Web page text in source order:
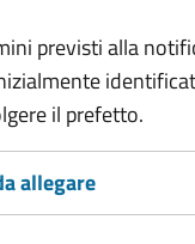
previsti alla
il prefetto.
allegare